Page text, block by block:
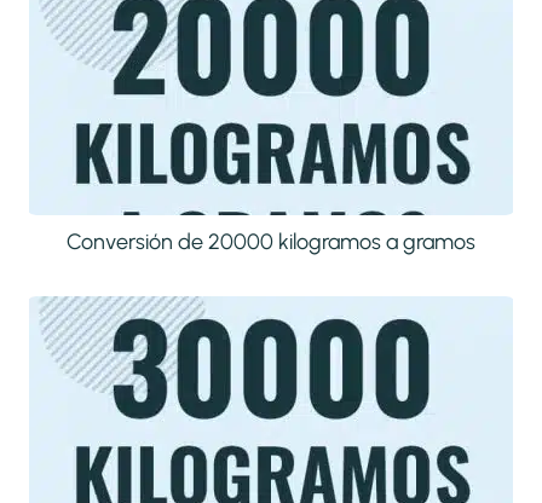
Conversión de 20000 kilogramos a gramos